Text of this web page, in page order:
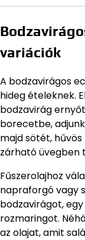
variációk
A bodzavirágos
hideg ételeknek.
bodzavirág
borecetbe,
majd sötét, hűvös
zárható
Fűszerolajhoz
napraforgó vagy
bodzavirágot,
rozmaringot.
az olajat, amit